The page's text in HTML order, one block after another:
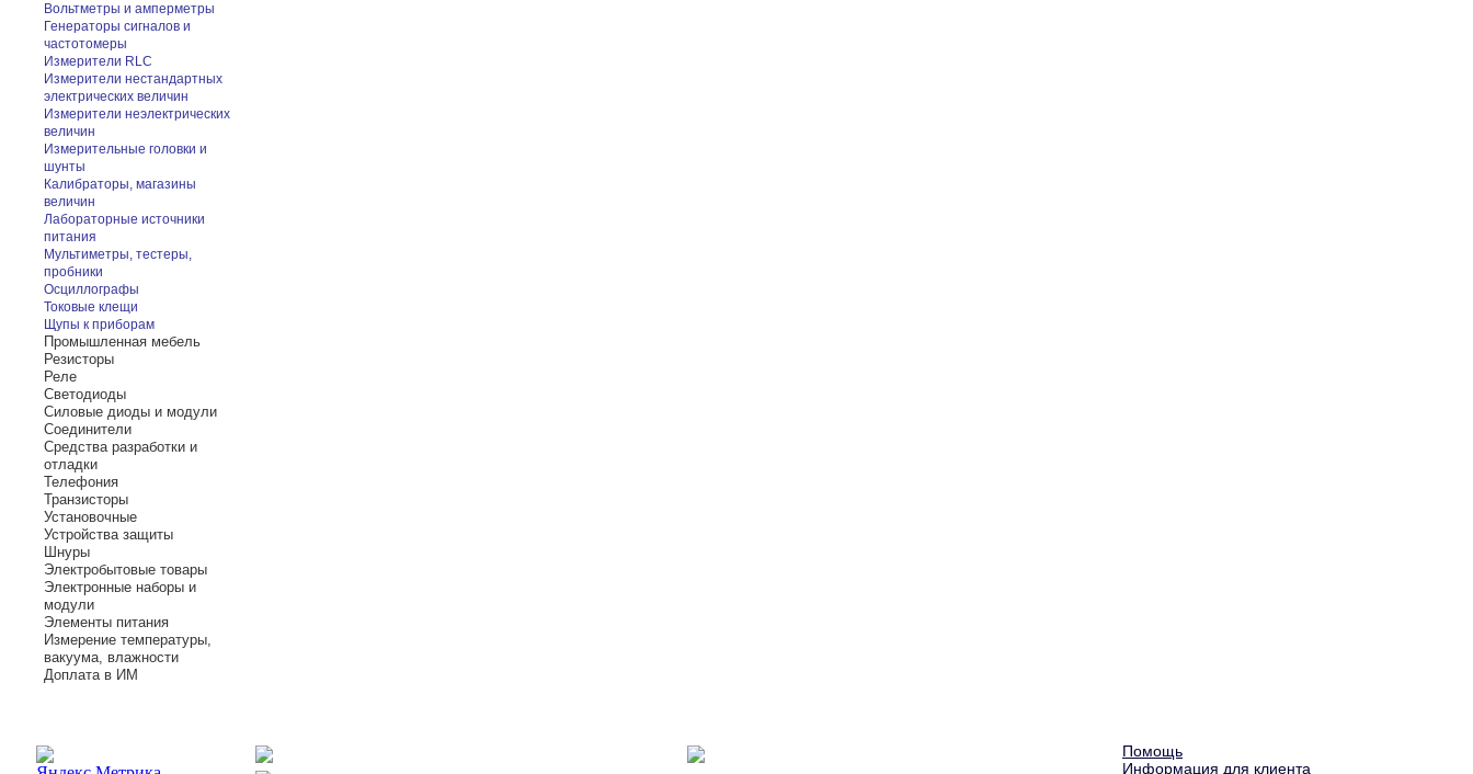
Вольтметры и амперметры
Генераторы сигналов и
частотомеры
Измерители RLC
Измерители нестандартных
электрических величин
Измерители неэлектрических
величин
Измерительные головки и
шунты
Калибраторы, магазины
величин
Лабораторные источники
питания
Мультиметры, тестеры,
пробники
Осциллографы
Токовые клещи
Щупы к приборам
Промышленная мебель
Резисторы
Реле
Светодиоды
Силовые диоды и модули
Соединители
Средства разработки и
отладки
Телефония
Транзисторы
Установочные
Устройства защиты
Шнуры
Электробытовые товары
Электронные наборы и
модули
Элементы питания
Измерение температуры,
вакуума, влажности
Доплата в ИМ
Помощь
Информация для клиента